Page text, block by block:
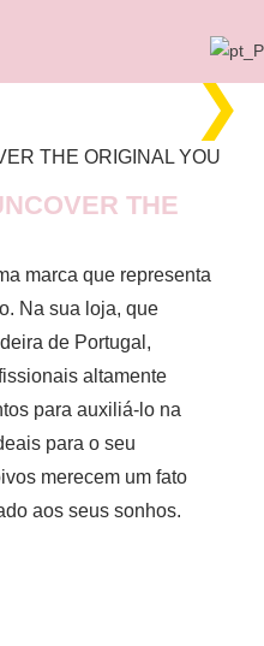
THE
marca que representa
Na sua loja, que
de Portugal,
altamente
para auxiliá-lo na
para o seu
merecem um fato
aos seus sonhos.
❯